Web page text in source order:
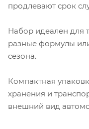
продлевают срок
Набор идеален для
разные формулы
сезона.
Компактная
хранения и
внешний вид